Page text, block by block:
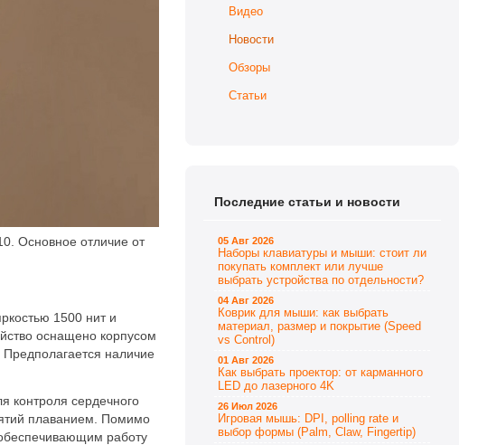
Основное отличие от
1500 нит и
оснащено корпусом
наличие
контроля сердечного
плаванием. Помимо
работу
Видео
Новости
Обзоры
Статьи
Последние статьи и новости
05 Авг 2026
Наборы клавиатуры и мыши: стоит ли
покупать комплект или лучше
выбрать устройства по отдельности?
04 Авг 2026
Коврик для мыши: как выбрать
материал, размер и покрытие (Speed
vs Control)
01 Авг 2026
Как выбрать проектор: от карманного
LED до лазерного 4K
26 Июл 2026
Игровая мышь: DPI, polling rate и
выбор формы (Palm, Claw, Fingertip)